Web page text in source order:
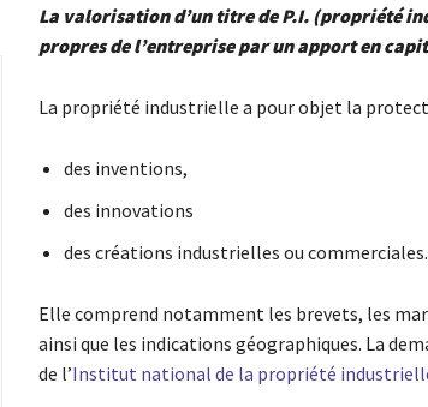
La valorisation d’un titre de P.I. (propriété
propres de l’entreprise par un apport en
La propriété industrielle a pour objet la
des inventions,
des innovations
des créations industrielles ou commerciales.
Elle comprend notamment les brevets, les
ainsi que les indications géographiques. La
de l’Institut national de la propriété